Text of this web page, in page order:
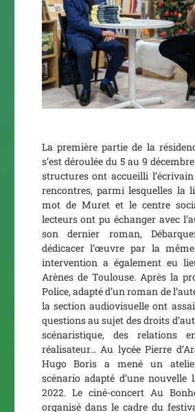
La première partie de la
s’est déroulée du 5 au 9
structures ont accueilli l’écrivain
rencontres, parmi lesquelles la
mot de Muret et le centre
lecteurs ont pu échanger avec
son dernier roman,
dédicacer l’œuvre par la
intervention a également eu
Arènes de Toulouse. Après la
Police, adapté d’un roman de
la section audiovisuelle ont
questions au sujet des droits
scénaristique, des relations
réalisateur… Au lycée Pierre
Hugo Boris a mené un
scénario adapté d’une nouvelle
2022. Le ciné-concert Au
organisé dans le cadre du